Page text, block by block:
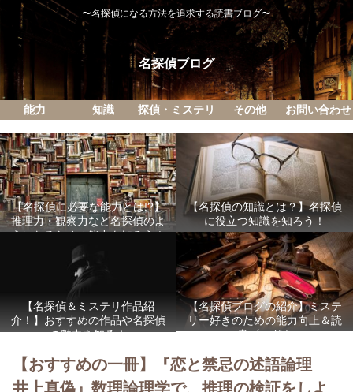
〜名探偵になる方法を追求する読書ブログ〜
名探偵ブログ
能力 知識 探偵・ミステリ その他 お問い合わせ
【名探偵に必要な能力とは!?】
推理力・観察力など名探偵のよ
うになるための能力を知ろう！
【名探偵の知識とは？】名探偵
に役立つ知識を知ろう！
【名探偵＆ミステリ作品紹
介！】おすすめの作品や名探偵
の魅力を知る！
【名探偵ブログの紹介】ミステ
リー好きのための能力向上＆読
書ブログ！
【おすすめの一冊】『恋と禁忌の述語論理
井上真偽』数理論理学で、推理の検証をしよ